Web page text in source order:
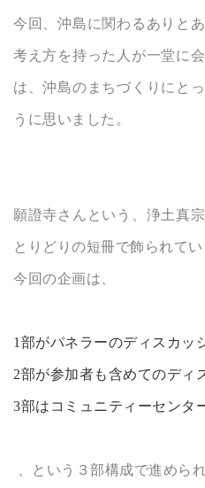
今回、沖島に関わるありと
考え方を持った人が一堂に
は、沖島のまちづくりにと
うに思いました。
願證寺さんという、浄土真
とりどりの短冊で飾られてい
今回の企画は、
1部がパネラーのディスカッ
2部が参加者も含めてのディ
3部はコミュニティーセンタ
、という３部構成で進めら